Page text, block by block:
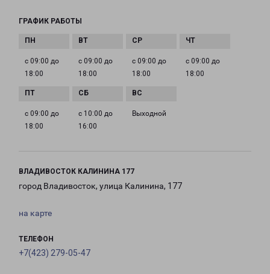
ГРАФИК РАБОТЫ
с 09:00 до
18:00
с 09:00 до
18:00
с 09:00 до
18:00
с 09:00 до
18:00
с 09:00 до
18:00
с 10:00 до
16:00
Выходной
ВЛАДИВОСТОК КАЛИНИНА 177
город Владивосток, улица Калинина, 177
на карте
ТЕЛЕФОН
+7(423) 279-05-47